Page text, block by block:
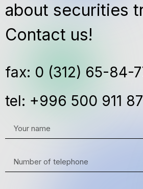
about securities
Contact us!
fax: 0 (312) 65-84-
tel: +996 500 911